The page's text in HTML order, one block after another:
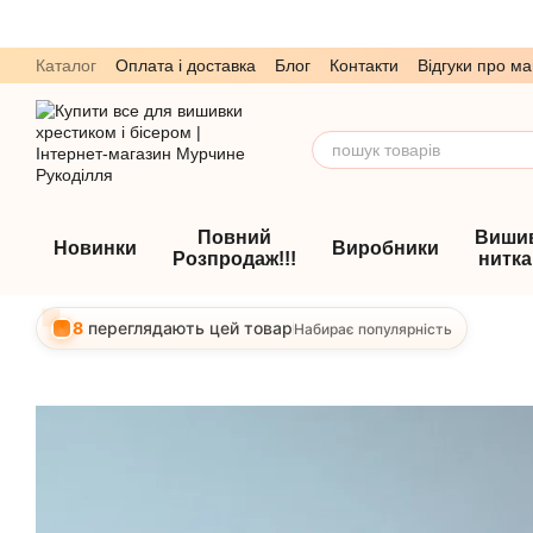
Каталог Оплата і доставка Блог Контакти
Відгуки про
Обмін та повернення
Угода користувача
Новинки
Повний
Розпродаж!!!
Виробники
8 переглядають цей товарНабирає популярність